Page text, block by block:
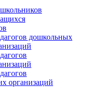
дошкольных
организаций